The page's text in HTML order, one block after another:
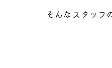
そんなスタッフ